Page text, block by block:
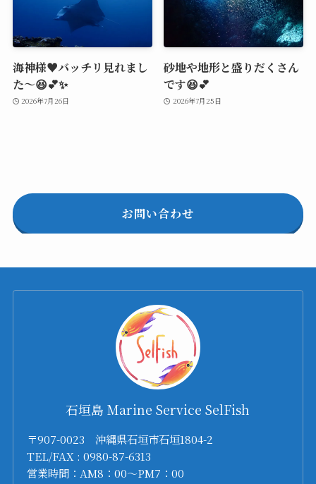
海神様♥️バッチリ見れまし
た～😆💕✨
2026年7月26日
砂地や地形と盛りだくさん
です😆💕
2026年7月25日
お問い合わせ
石垣島 Marine Service SelFish
〒907-0023 沖縄県石垣市石垣1804-2
TEL/FAX : 0980-87-6313
営業時間：AM8：00～PM7：00